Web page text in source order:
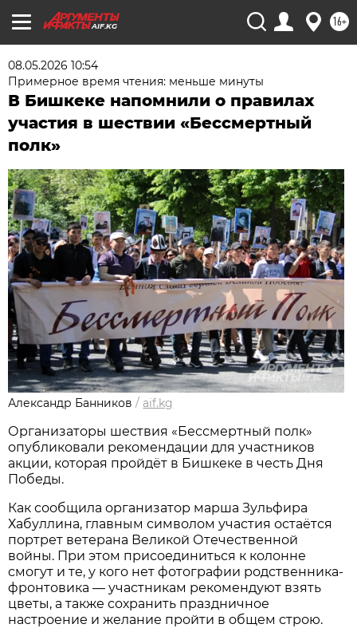
AIF.KG 16+
08.05.2026 10:54
Примерное время чтения: меньше минуты
В Бишкеке напомнили о правилах
участия в шествии «Бессмертный
полк»
Александр Банников / aif.kg
Организаторы шествия «Бессмертный полк»
опубликовали рекомендации для участников
акции, которая пройдёт в Бишкеке в честь Дня
Победы.
Как сообщила организатор марша Зульфира
Хабуллина, главным символом участия остаётся
портрет ветерана Великой Отечественной
войны. При этом присоединиться к колонне
смогут и те, у кого нет фотографии родственника-
фронтовика — участникам рекомендуют взять
цветы, а также сохранить праздничное
настроение и желание пройти в общем строю.